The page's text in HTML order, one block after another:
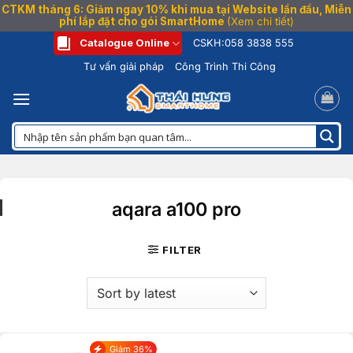
CTKM tháng 6: Giảm ngay 10% khi mua tại Website lần đầu, Miễn
phí lắp đặt cho gói SmartHome (Xem chi tiết)
dung
Catalogue Online CSKH:058 3838 555
Tư vấn giải pháp
Công Trình Thi Công
aqara a100 pro
FILTER
Giảm 36%